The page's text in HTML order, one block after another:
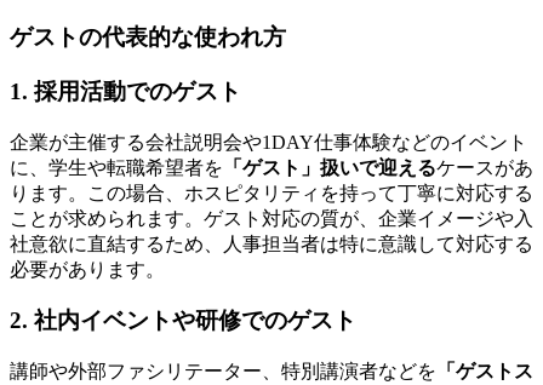
ゲストの代表的な使われ方
1. 採用活動でのゲスト
企業が主催する会社説明会や1DAY仕事体験などのイベント
に、学生や転職希望者を 「ゲスト」扱いで迎えるケースがあ
ります。この場合、ホスピタリティを持って丁寧に対応する
ことが求められます。ゲスト対応の質が、企業イメージや入
社意欲に直結するため、人事担当者は特に意識して対応する
必要があります。
2. 社内イベントや研修でのゲスト
講師や外部ファシリテーター、特別講演者などを 「ゲストス